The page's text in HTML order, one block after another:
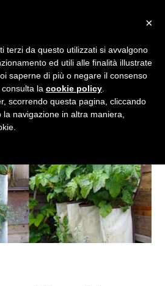
BALCONE
×
terzi da questo utilizzati si avvalgono
ed utili alle finalità illustrate
saperne di più o negare il consenso
la cookie policy
scorrendo questa pagina, cliccando
navigazione in altra maniera,